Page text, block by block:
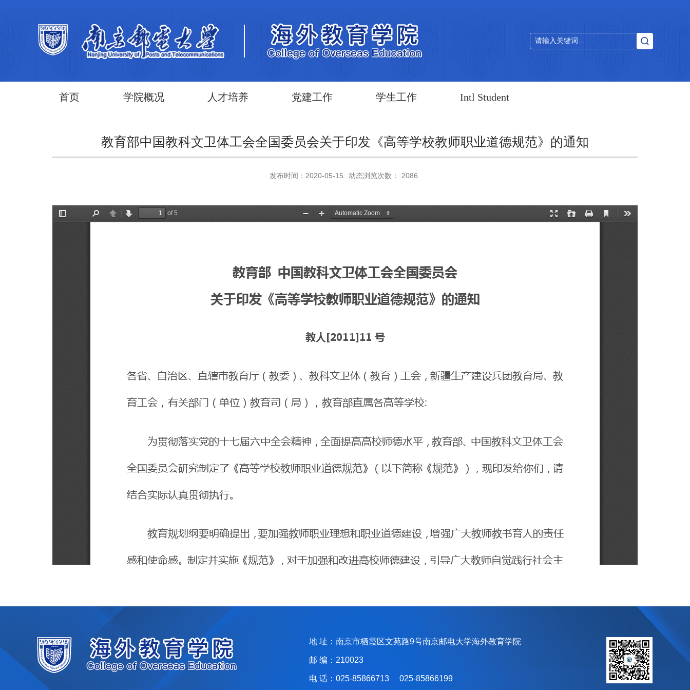
首页 学院概况 人才培养 党建工作 学生工作 Intl Student
教育部中国教科文卫体工会全国委员会关于印发《高等学校教师职业道德规范》的通知
发布时间：2020-05-15 动态浏览次数： 2086
地 址：南京市栖霞区文苑路9号南京邮电大学海外教育学院
邮 编：210023
电 话：025-85866713 025-85866199